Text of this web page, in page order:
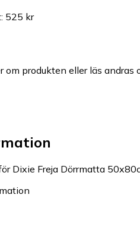
: 525 kr
om produkten eller läs
Dixie Freja Dörrmatta